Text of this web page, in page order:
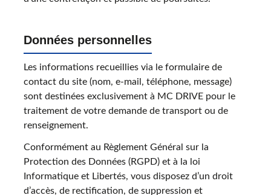
Données personnelles
Les informations recueillies via le formulaire de
contact du site (nom, e-mail, téléphone, message)
sont destinées exclusivement à MC DRIVE pour le
traitement de votre demande de transport ou de
renseignement.
Conformément au Règlement Général sur la
Protection des Données (RGPD) et à la loi
Informatique et Libertés, vous disposez d’un droit
d’accès, de rectification, de suppression et